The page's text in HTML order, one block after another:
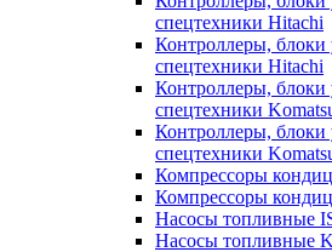
спецтехники Hitachi
Контроллеры, блоки
спецтехники Hitachi
Контроллеры, блоки
спецтехники
Контроллеры, блоки
спецтехники
Компрессоры
Компрессоры
Насосы топливные
Насосы топливные